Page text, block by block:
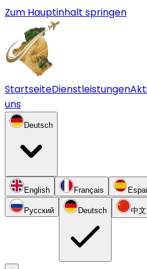
Zum Hauptinhalt springen
StartseiteDienstleistungen
uns
Deutsch
English Français
Русский Deutsch 中文